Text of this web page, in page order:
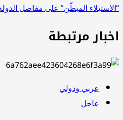
المبطّن” على مفاصل الدولة ؟
مرتبطة
عربي ودولي
عاجل